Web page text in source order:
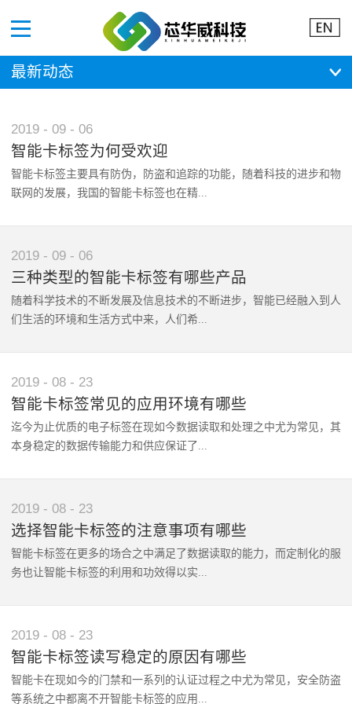
最新动态
2019 - 09 - 06
智能卡标签为何受欢迎
智能卡标签主要具有防伪，防盗和追踪的功能，随着科技的进步和物
联网的发展，我国的智能卡标签也在精...
确度和识别率等方面不断进步，使其优势越来越明显。企业对于智能
卡标签性能的不断改进以及人们对于高品质的追求使人们意识到智能
卡标签的迅速发展与不断普及。智能卡标签越来越受到关注和欢迎的
原因在于其优越的特点，下面将分析智能卡标签的基本特性。第一、
形状多样化、尺寸小由于智能卡标签的大小和形状不影响其读取精确
卡标签具有强大的存贮能力，容量大；数据可以随时读取，而且智能
卡标签可以重复删除、修改、添加数据，实现数据的不断更新。第
三、抗污染能力和耐久性智能卡标签在芯片中储存数据，免于受到污
染；不同于传统的纸张载体，智能卡标签可以有效防止液体的侵袭，
且芯片序列号确定，具有密钥认证，数据内容由密码保护，使其具有
作用包括满足对物品的安全性和防伪性要求，快速扫描和分拣的要
求，以及准确追踪的要求，同时具有样式小巧、大容量、耐用防污染
和安全可靠等特点，在食品管理、药品安全和军用资产管理等各个市
场领域都具有发展前景，也极大地便利了人们的生活，使人们认识到
2019 - 09 - 06
三种类型的智能卡标签有哪些产品
随着科学技术的不断发展及信息技术的不断进步，智能已经融入到人
们生活的环境和生活方式中来，人们希...
望的生活便利也成了关注重点。在生活中可以看见的智能应用也是非
常普遍的，其中智能卡标签在生活应用中起到了重要的作用。那智能
卡标签不同类型的产品都有哪些？1. 智能芯片卡标签提到智能芯片
卡，脑海中可能很快反应出的是常用的银行卡、VIP卡或者是医保卡
社保卡类的智能卡。为便利人们生活，智能卡标签的使用一般在此类
游业得到了飞速发展。景点处的门票就是进入景区的必要要求，先进
智能卡标签在门票上的应用此时就发挥了重大作用。游客使用带有智
能卡标签的门票进门安检区时，智能门票上会显示游客信息使得游客
可以快速方便的进入景区，节省时间加强效率。3. 商品上的智能卡
账，衣服上的标签也可以通过扫码来计算价格，大大的方便了顾客，
节省顾客排长队的时间。综上所述，以上三种不同类型的先进智能卡
标签产品在人们生活中有着不同的角色，在其中智能卡标签的重要作
用也是不可小觑的。智能卡标签要求严格，特点鲜明，使用便捷。智
2019 - 08 - 23
智能卡标签常见的应用环境有哪些
迄今为止优质的电子标签在现如今数据读取和处理之中尤为常见，其
本身稳定的数据传输能力和供应保证了...
其使用的效果，在功能日益完善的智能卡标签的应用之下能够抵御户
外环境的影响，标签技术实力更能够保证稳定且远距离的数据传输。
就此而言目前技术的优化和应用模式的改变之下，让智能卡标签的应
用领域和功能也得到了丰富。1.智能化车库和通道建设在目前车辆管
理和收费站的建设过程之中，通过智能卡标签搭载的方式能够有效的
够快速的扫描识别。而在一些现代化智能化的车库建设过程之中，技
术专业智能卡标签也提高了车牌识别的效果，快速的识别读取数据智
能化的实现车辆的管控和服务，从而为更为便利的安全的生态社区建
设保驾护航。2.产品技术的溯源和防伪在生产的各个环节搭载一定的
2019 - 08 - 23
选择智能卡标签的注意事项有哪些
智能卡标签在更多的场合之中满足了数据读取的能力，而定制化的服
务也让智能卡标签的利用和功效得以实...
现。而今基于市场环境的不同和相应功效的差异等，挑选优质可靠的
智能卡标签才能够获得更加优质的读写效果，而客户在选择可靠放心
的智能卡标签投入应用时，也需要注意各方面的内容实现技术的对比
和产品模式的选择。1.注意应用的环境和相应的属性工业和一系列特
2019 - 08 - 23
智能卡标签读写稳定的原因有哪些
智能卡在现如今的门禁和一系列的认证过程之中尤为常见，安全防盗
等系统之中都离不开智能卡标签的应用...